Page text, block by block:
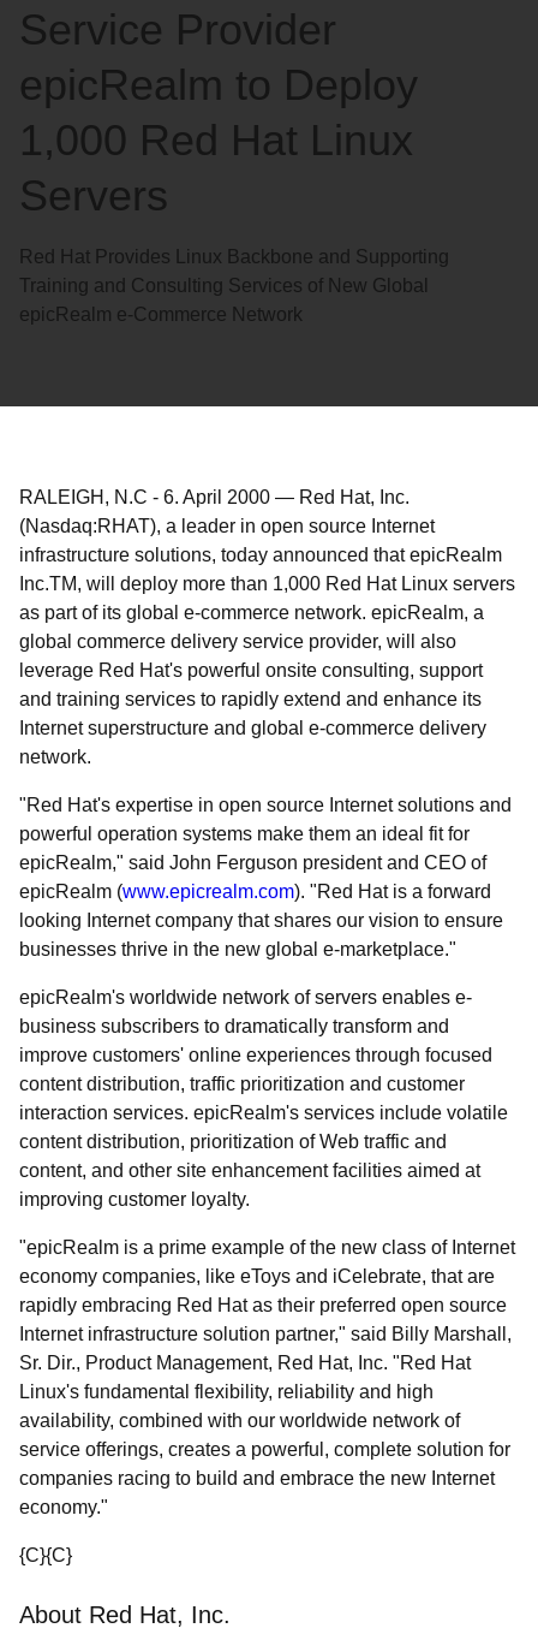
Service Provider
epicRealm to Deploy
1,000 Red Hat Linux
Servers
Red Hat Provides Linux Backbone and Supporting
Training and Consulting Services of New Global
epicRealm e-Commerce Network
RALEIGH, N.C - 6. April 2000 — Red Hat, Inc.
(Nasdaq:RHAT), a leader in open source Internet
infrastructure solutions, today announced that epicRealm
Inc.TM, will deploy more than 1,000 Red Hat Linux servers
as part of its global e-commerce network. epicRealm, a
global commerce delivery service provider, will also
leverage Red Hat's powerful onsite consulting, support
and training services to rapidly extend and enhance its
Internet superstructure and global e-commerce delivery
network.
"Red Hat's expertise in open source Internet solutions and
powerful operation systems make them an ideal fit for
epicRealm," said John Ferguson president and CEO of
epicRealm (www.epicrealm.com). "Red Hat is a forward
looking Internet company that shares our vision to ensure
businesses thrive in the new global e-marketplace."
epicRealm's worldwide network of servers enables e-
business subscribers to dramatically transform and
improve customers' online experiences through focused
content distribution, traffic prioritization and customer
interaction services. epicRealm's services include volatile
content distribution, prioritization of Web traffic and
content, and other site enhancement facilities aimed at
improving customer loyalty.
"epicRealm is a prime example of the new class of Internet
economy companies, like eToys and iCelebrate, that are
rapidly embracing Red Hat as their preferred open source
Internet infrastructure solution partner," said Billy Marshall,
Sr. Dir., Product Management, Red Hat, Inc. "Red Hat
Linux's fundamental flexibility, reliability and high
availability, combined with our worldwide network of
service offerings, creates a powerful, complete solution for
companies racing to build and embrace the new Internet
economy."
{C}{C}
About Red Hat, Inc.